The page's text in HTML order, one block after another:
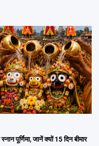
जानें क्यों 15 दिन बीमार